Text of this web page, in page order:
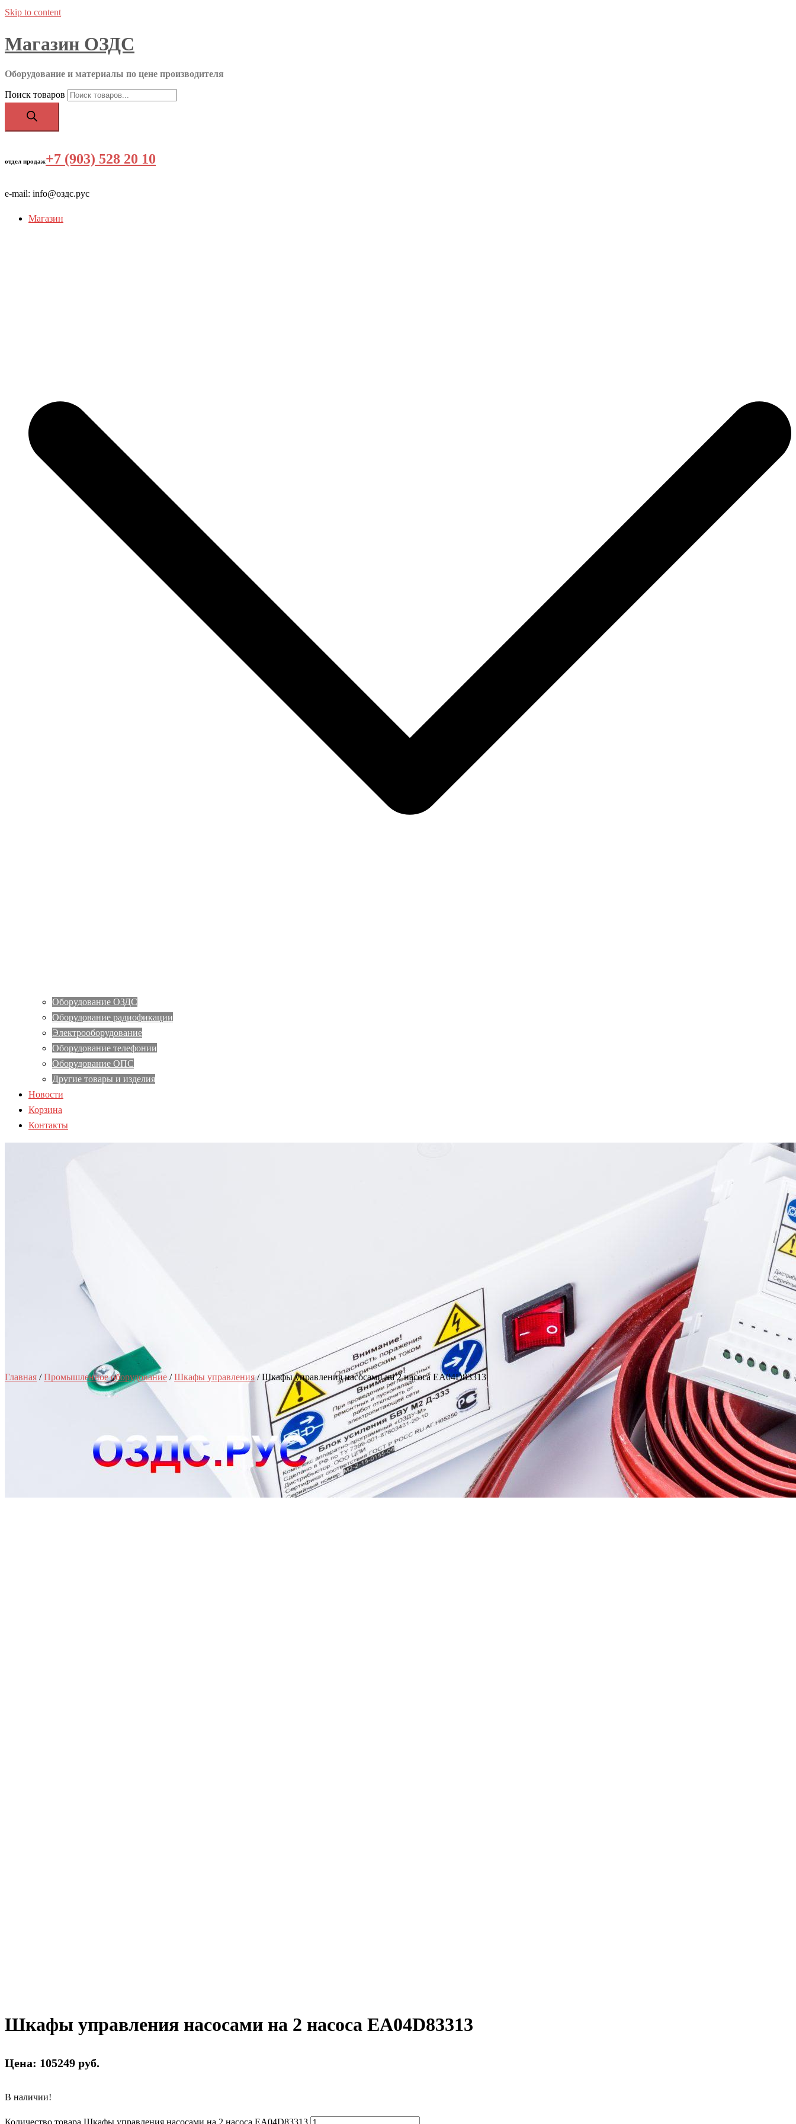
Skip to content
Магазин ОЗДС
Оборудование и материалы по цене производителя
Поиск товаров
отдел продаж+7 (903) 528 20 10
e-mail: info@оздс.рус
Магазин
Оборудование ОЗДС
Оборудование радиофикации
Электрооборудование
Оборудование телефонии
Оборудование ОПС
Другие товары и изделия
Новости
Корзина
Контакты
Главная /Промышленное оборудование /Шкафы управления/ Шкафы управления насосами на 2 насоса EA04D83313
Шкафы управления насосами на 2 насоса EA04D83313
Цена: 105249 руб.
В наличии!